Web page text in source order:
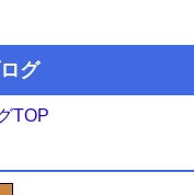
グ
TOP